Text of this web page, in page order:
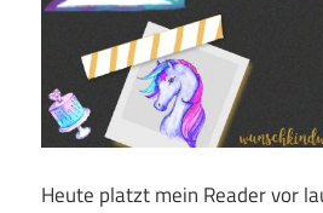
Heute platzt mein Reader vor